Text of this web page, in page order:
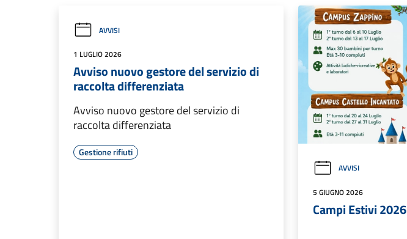
AVVISI
1 LUGLIO 2026
Avviso nuovo gestore del servizio di
raccolta differenziata
Avviso nuovo gestore del servizio di
raccolta differenziata
Gestione rifiuti
AVVISI
5 GIUGNO 2026
Campi Estivi 2026